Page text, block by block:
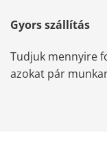
Gyors szállítás
Tudjuk mennyire
azokat pár